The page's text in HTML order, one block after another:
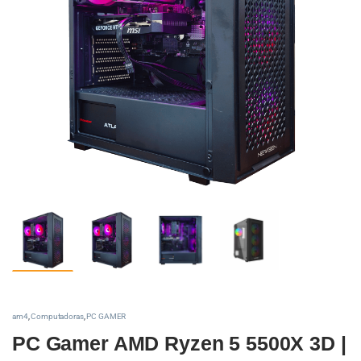
am4,Computadoras,PC GAMER
PC Gamer AMD Ryzen 5 5500X 3D |